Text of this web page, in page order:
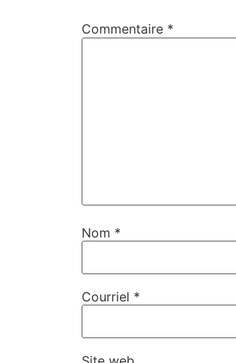
Commentaire *
Nom *
Courriel *